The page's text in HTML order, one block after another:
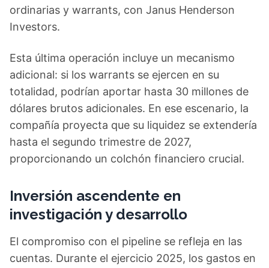
ordinarias y warrants, con Janus Henderson
Investors.
Esta última operación incluye un mecanismo
adicional: si los warrants se ejercen en su
totalidad, podrían aportar hasta 30 millones de
dólares brutos adicionales. En ese escenario, la
compañía proyecta que su liquidez se extendería
hasta el segundo trimestre de 2027,
proporcionando un colchón financiero crucial.
Inversión ascendente en
investigación y desarrollo
El compromiso con el pipeline se refleja en las
cuentas. Durante el ejercicio 2025, los gastos en